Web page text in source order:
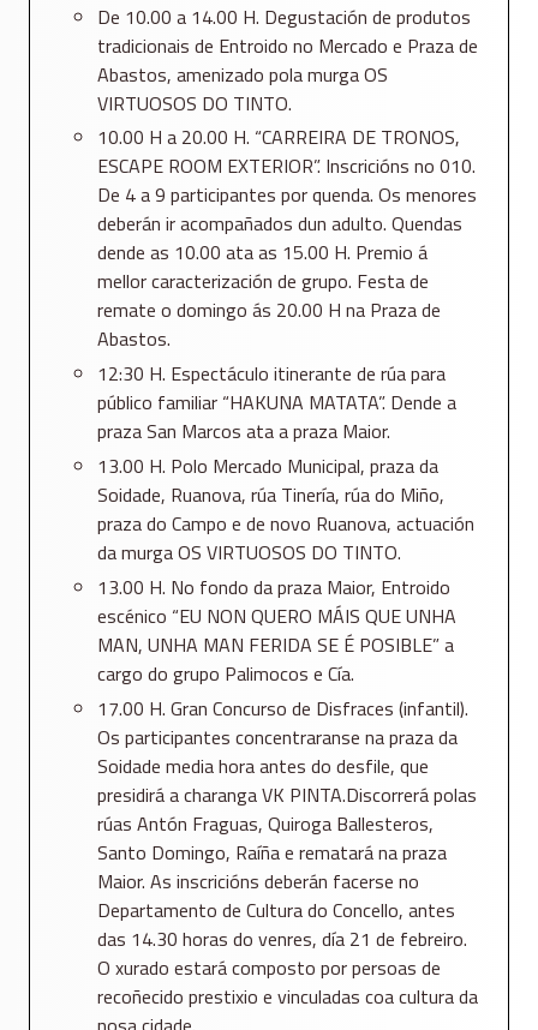
De 10.00 a 14.00 H. Degustación de produtos
tradicionais de Entroido no Mercado e Praza de
Abastos, amenizado pola murga OS
VIRTUOSOS DO TINTO.
10.00 H a 20.00 H. “CARREIRA DE TRONOS,
ESCAPE ROOM EXTERIOR”. Inscricións no 010.
De 4 a 9 participantes por quenda. Os menores
deberán ir acompañados dun adulto. Quendas
dende as 10.00 ata as 15.00 H. Premio á
mellor caracterización de grupo. Festa de
remate o domingo ás 20.00 H na Praza de
Abastos.
12:30 H. Espectáculo itinerante de rúa para
público familiar “HAKUNA MATATA”. Dende a
praza San Marcos ata a praza Maior.
13.00 H. Polo Mercado Municipal, praza da
Soidade, Ruanova, rúa Tinería, rúa do Miño,
praza do Campo e de novo Ruanova, actuación
da murga OS VIRTUOSOS DO TINTO.
13.00 H. No fondo da praza Maior, Entroido
escénico “EU NON QUERO MÁIS QUE UNHA
MAN, UNHA MAN FERIDA SE É POSIBLE” a
cargo do grupo Palimocos e Cía.
17.00 H. Gran Concurso de Disfraces (infantil).
Os participantes concentraranse na praza da
Soidade media hora antes do desfile, que
presidirá a charanga VK PINTA.Discorrerá polas
rúas Antón Fraguas, Quiroga Ballesteros,
Santo Domingo, Raíña e rematará na praza
Maior. As inscricións deberán facerse no
Departamento de Cultura do Concello, antes
das 14.30 horas do venres, día 21 de febreiro.
O xurado estará composto por persoas de
recoñecido prestixio e vinculadas coa cultura da